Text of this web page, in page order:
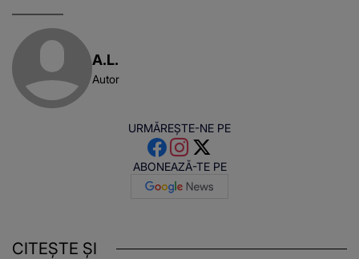
A.L.
Autor
URMĂREȘTE-NE PE
ABONEAZĂ-TE PE
CITEȘTE ȘI